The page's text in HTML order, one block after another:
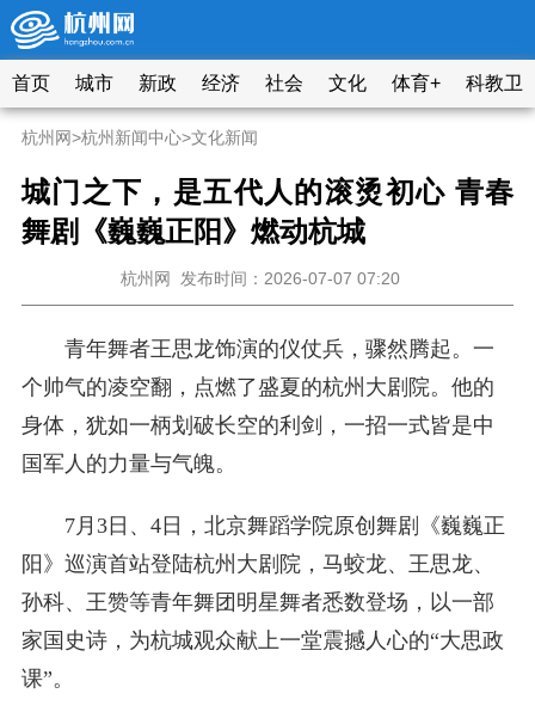
首页 城市 新政 经济 社会 文化 体育+ 科教卫
杭州网>杭州新闻中心>文化新闻
城门之下，是五代人的滚烫初心 青春
舞剧《巍巍正阳》燃动杭城
杭州网 发布时间：2026-07-07 07:20
青年舞者王思龙饰演的仪仗兵，骤然腾起。一
个帅气的凌空翻，点燃了盛夏的杭州大剧院。他的
身体，犹如一柄划破长空的利剑，一招一式皆是中
国军人的力量与气魄。
7月3日、4日，北京舞蹈学院原创舞剧《巍巍正
阳》巡演首站登陆杭州大剧院，马蛟龙、王思龙、
孙科、王赞等青年舞团明星舞者悉数登场，以一部
家国史诗，为杭城观众献上一堂震撼人心的“大思政
课”。